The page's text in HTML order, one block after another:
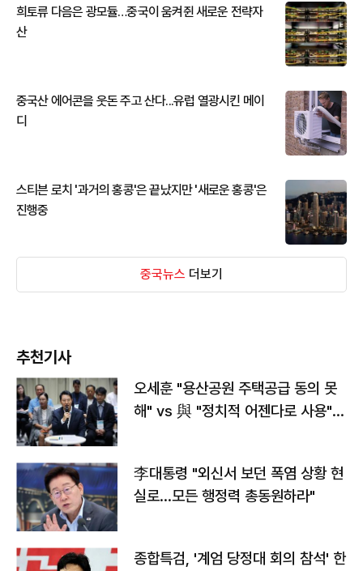
희토류 다음은 광모듈…중국이 움켜쥔 새로운 전략자
산
중국산 에어콘을 웃돈 주고 산다...유럽 열광시킨 메이
디
스티븐 로치 '과거의 홍콩'은 끝났지만 '새로운 홍콩'은
진행중
중국뉴스 더보기
추천기사
오세훈 "용산공원 주택공급 동의 못
해" vs 與 "정치적 어젠다로 사용"
李대통령 "외신서 보던 폭염 상황 현
실로…모든 행정력 총동원하라"
종합특검, '계엄 당정대 회의 참석' 한